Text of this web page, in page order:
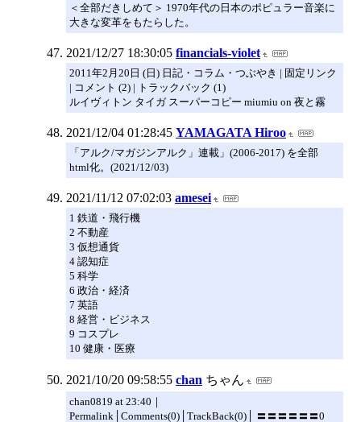
＜全部だきしめて＞ 1970年代の日本のポピュラー音楽に
大きな変革をもたらした。
2021/12/27 18:30:05 financials-violet
2011年2月20日 (日) 日記・コラム・つぶやき | 固定リンク
| コメント (2) | トラックバック (1)
ルイヴィトン タイガ スーパーコピー miumiu on 夜と霧
2021/12/04 01:28:45 YAMAGATA Hiroo
「アルク/マガジンアルク」連載」(2006-2017) を全部
html化。(2021/12/03)
2021/11/12 07:02:03 amesei
1 鉄道・飛行機
2 不動産
3 仮想通貨
4 認知症
5 科学
6 政治・経済
7 英語
8 経営・ビジネス
9 コスプレ
10 健康・医療
2021/10/20 09:58:55 chan ちゃん
chan0819 at 23:40｜
Permalink│Comments(0)│TrackBack(0)│ 〓〓〓〓〓〓0